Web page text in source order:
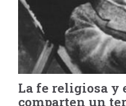
La fe religiosa y
comparten un